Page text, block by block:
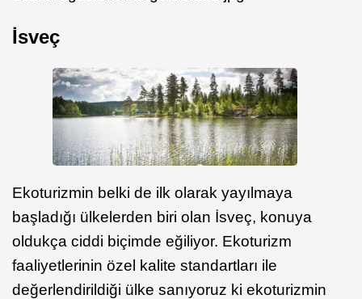
İsveç
Ekoturizmin belki de ilk olarak yayılmaya
başladığı ülkelerden biri olan İsveç, konuya
oldukça ciddi biçimde eğiliyor. Ekoturizm
faaliyetlerinin özel kalite standartları ile
değerlendirildiği ülke sanıyoruz ki ekoturizmin